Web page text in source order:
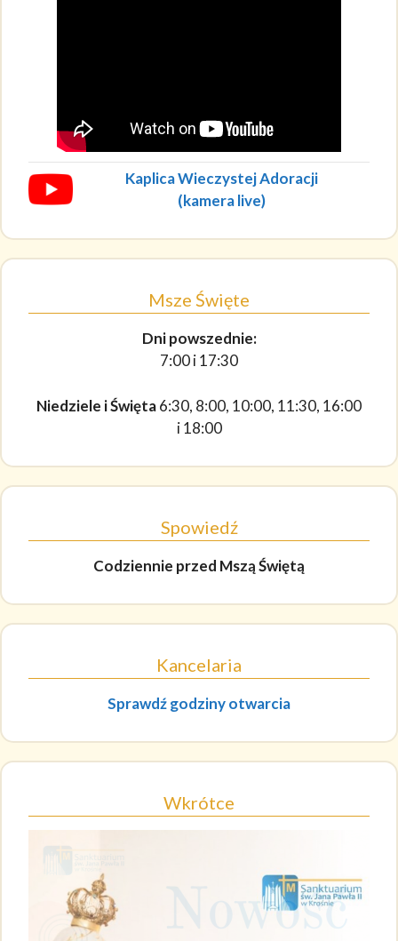
Kaplica Wieczystej Adoracji
(kamera live)
Msze Święte
Dni powszednie:
7:00 i 17:30
Niedziele i Święta6:30, 8:00, 10:00, 11:30, 16:00
i 18:00
Spowiedź
Codziennie przed Mszą Świętą
Kancelaria
Sprawdź godziny otwarcia
Wkrótce